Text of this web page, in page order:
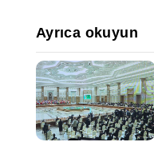
Ayrıca okuyun